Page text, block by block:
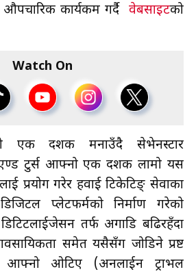
कार्यकम गर्दै वेबसाइटको
Watch On
एक दशक मनाउँदै सेभेनस्टार
टुर्स आफ्नो एक दशक लामो यस
प्रयोग गरेर हवाई टिकेटिङ् सेवाका
प्लेटफर्मको निर्माण गरेको
तर्फ अगाडि बढिरहँदा
समेत यसैसँग जोडिने प्रष्ट
आफ्नो ओटिए (अनलाईन ट्राभल